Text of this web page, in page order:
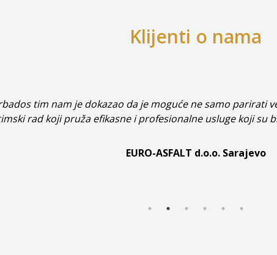
Klijenti o nama
tim nam je dokazao da je moguće ne samo parirati
rad koji pruža efikasne i profesionalne usluge koji su
EURO-ASFALT d.o.o. Sarajevo